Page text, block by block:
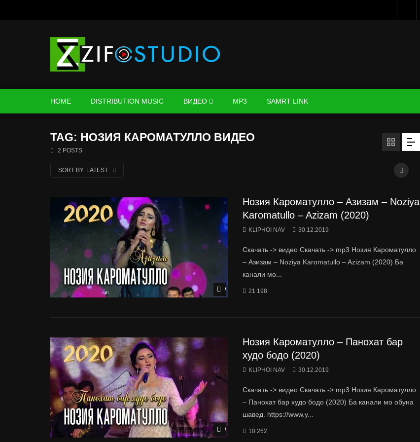
HOME DISTRIBUTION MUSIC ВИДЕО MP3 SAMRT LINK
TAG: НОЗИЯ КАРОМАТУЛЛО ВИДЕО
2 POSTS
SORT BY: LATEST
Watch Later
Нозия Кароматулло – Азизам – Noziya
Karomatullo – Azizam (2020)
KLIPHOI NAV 30.12.2019
Скачать -> видео Скачать -> mp3 Нозия Кароматулло
– Азизам – Noziya Karomatullo – Azizam (2020) Ба
канали мо...
21 198
Watch Later
Нозия Кароматулло – Панохат бар
худо бодо (2020)
KLIPHOI NAV 30.12.2019
Скачать -> видео Скачать -> mp3 Нозия Кароматулло
– Панохат бар худо бодо (2020) Ба канали мо обуна
шавед. https://www.y...
10 262